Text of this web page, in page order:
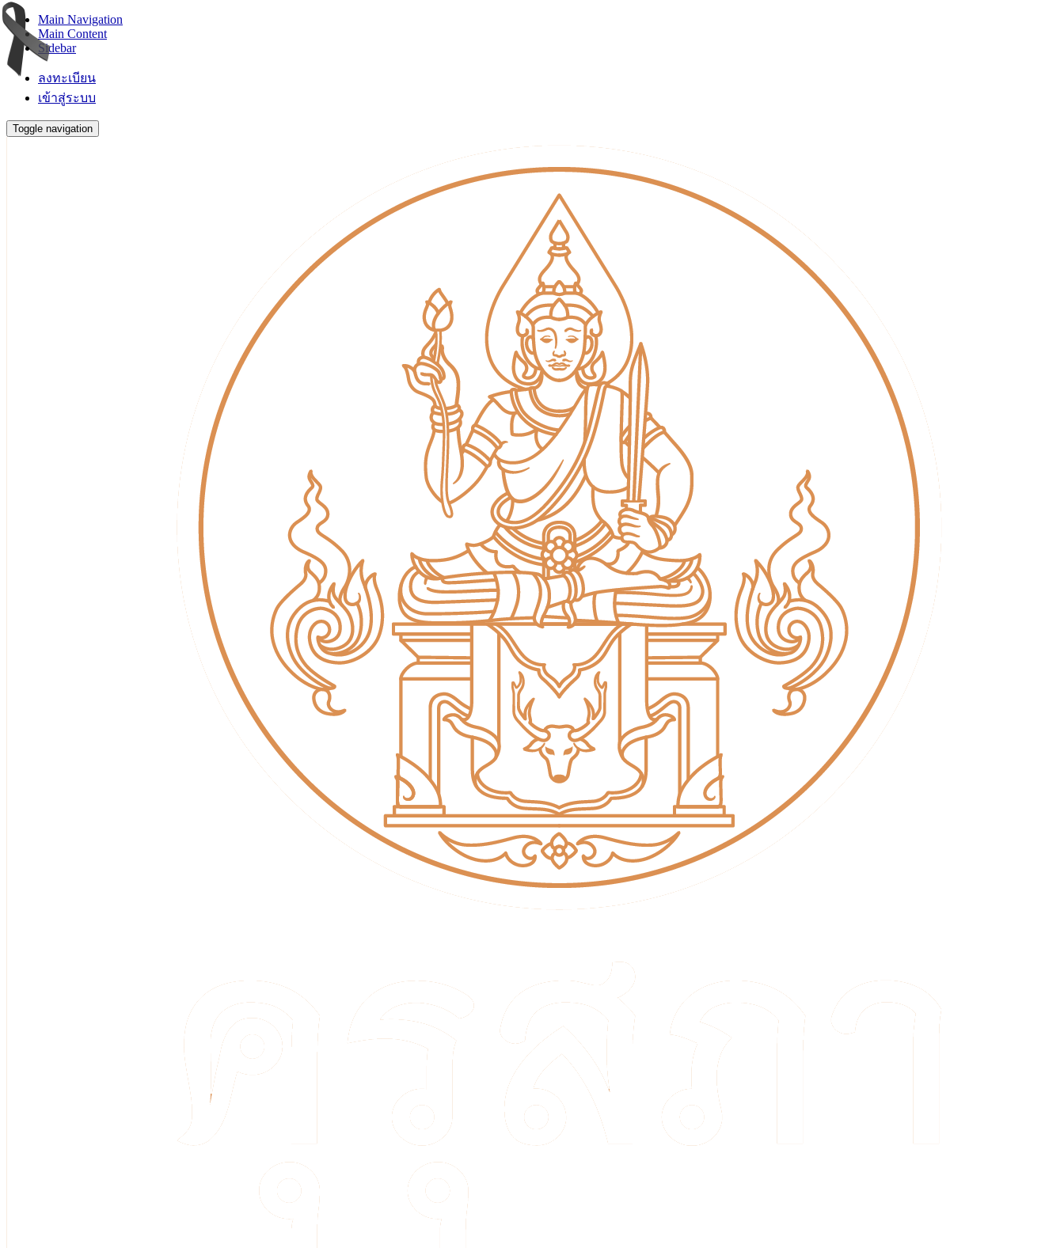
Main Navigation
Main Content
Sidebar
ลงทะเบียน
เข้าสู่ระบบ
Toggle navigation